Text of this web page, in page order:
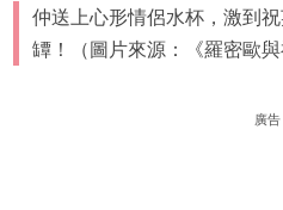
仲送上心形情侶水杯，激到
罈！（圖片來源：《羅密歐與
廣告